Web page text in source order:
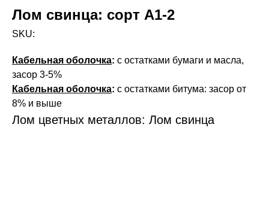
Лом свинца: сорт А1-2
SKU:
Кабельная оболочка: с остатками бумаги и масла,
засор 3-5%
Кабельная оболочка: с остатками битума: засор от
8% и выше
Лом цветных металлов: Лом свинца